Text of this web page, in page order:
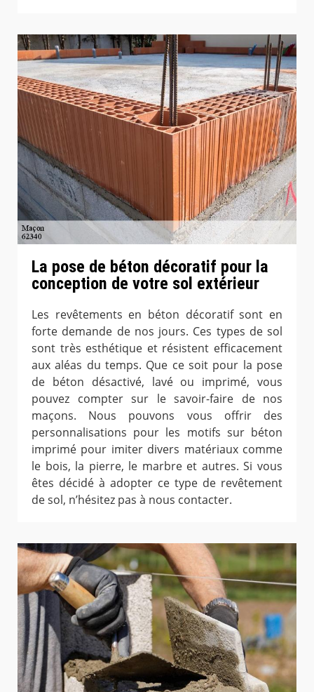
La pose de béton décoratif pour la
conception de votre sol extérieur
Les revêtements en béton décoratif sont en
forte demande de nos jours. Ces types de sol
sont très esthétique et résistent efficacement
aux aléas du temps. Que ce soit pour la pose
de béton désactivé, lavé ou imprimé, vous
pouvez compter sur le savoir-faire de nos
maçons. Nous pouvons vous offrir des
personnalisations pour les motifs sur béton
imprimé pour imiter divers matériaux comme
le bois, la pierre, le marbre et autres. Si vous
êtes décidé à adopter ce type de revêtement
de sol, n’hésitez pas à nous contacter.